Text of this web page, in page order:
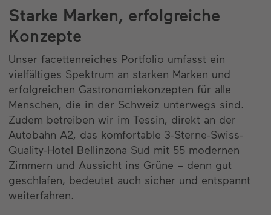
Starke Marken, erfolgreiche
Konzepte
Unser facettenreiches Portfolio umfasst ein
vielfältiges Spektrum an starken Marken und
erfolgreichen Gastronomiekonzepten für alle
Menschen, die in der Schweiz unterwegs sind.
Zudem betreiben wir im Tessin, direkt an der
Autobahn A2, das komfortable 3-Sterne-Swiss-
Quality-Hotel Bellinzona Sud mit 55 modernen
Zimmern und Aussicht ins Grüne – denn gut
geschlafen, bedeutet auch sicher und entspannt
weiterfahren.